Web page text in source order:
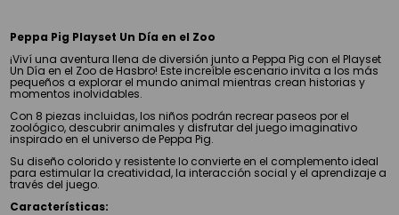
Peppa Pig Playset Un Día en el Zoo
¡Viví una aventura llena de diversión junto a Peppa Pig con el Playset
Un Día en el Zoo de Hasbro! Este increíble escenario invita a los más
pequeños a explorar el mundo animal mientras crean historias y
momentos inolvidables.
Con 8 piezas incluidas, los niños podrán recrear paseos por el
zoológico, descubrir animales y disfrutar del juego imaginativo
inspirado en el universo de Peppa Pig.
Su diseño colorido y resistente lo convierte en el complemento ideal
para estimular la creatividad, la interacción social y el aprendizaje a
través del juego.
Características: